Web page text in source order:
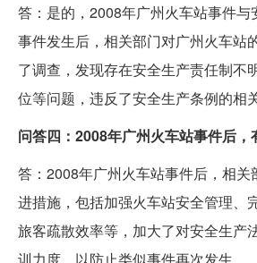
答：是的，2008年广州火车站事件与
事件发生后，相关部门对广州火车站
了调查，发现存在安全生产责任制不
位等问题，违反了安全生产条例的相
问答四：2008年广州火车站事件后，
答：2008年广州火车站事件后，相关
进措施，包括加强火车站安全管理、
旅客疏散效率等，加大了对安全生产
训力度，以防止类似事件再次发生。